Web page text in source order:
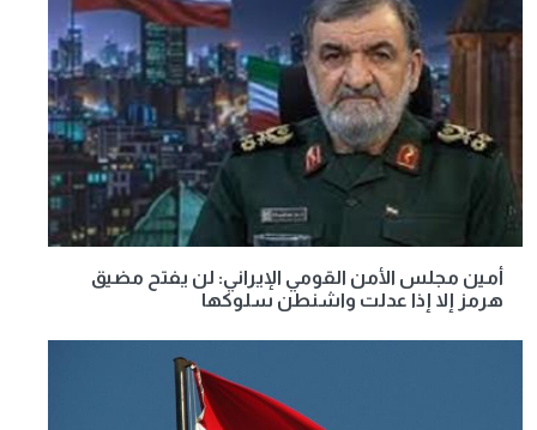
أمين مجلس الأمن القومي الإيراني: لن يفتح مضيق
هرمز إلا إذا عدلت واشنطن سلوكها